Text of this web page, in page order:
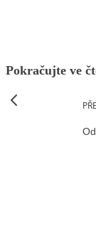
Pokračujte ve